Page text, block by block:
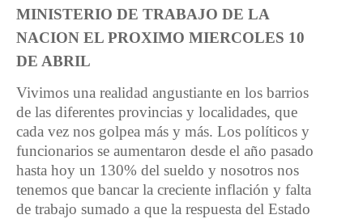
MINISTERIO DE TRABAJO DE LA
NACION EL PROXIMO MIERCOLES 10
DE ABRIL
Vivimos una realidad angustiante en los barrios
de las diferentes provincias y localidades, que
cada vez nos golpea más y más. Los políticos y
funcionarios se aumentaron desde el año pasado
hasta hoy un 130% del sueldo y nosotros nos
tenemos que bancar la creciente inflación y falta
de trabajo sumado a que la respuesta del Estado